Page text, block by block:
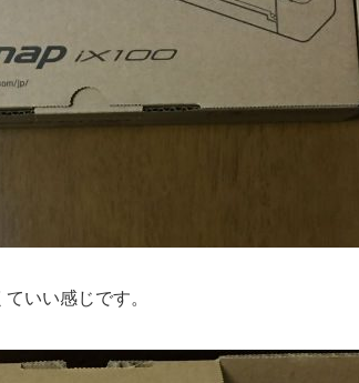
いい感じです。